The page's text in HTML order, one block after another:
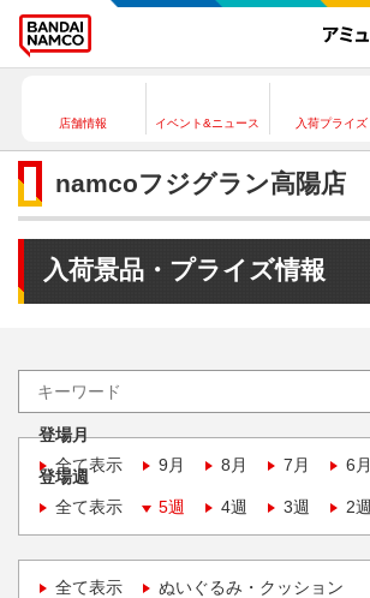
店舗情報 イベント&ニュース 入荷プライズ
namcoフジグラン高陽店
入荷景品・プライズ情報
登場月
全て表示
9月 8月 7月 6月
登場週
全て表示
5週 4週 3週 2週
全て表示 ぬいぐるみ・クッション